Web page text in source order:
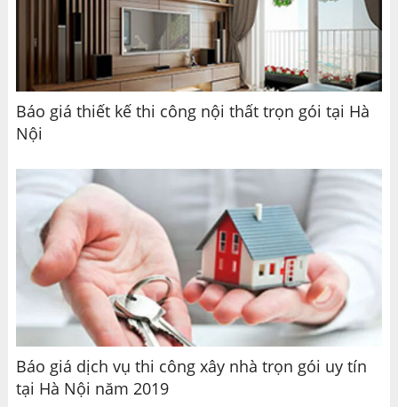
Báo giá thiết kế thi công nội thất trọn gói tại Hà
Nội
Báo giá dịch vụ thi công xây nhà trọn gói uy tín
tại Hà Nội năm 2019